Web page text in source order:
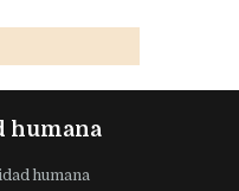
humana
humana